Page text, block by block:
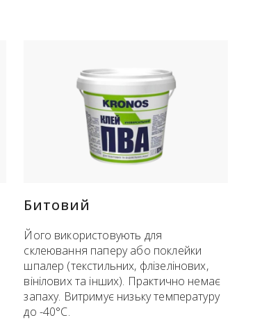
Битовий
Його використовують для
склеювання паперу або поклейки
шпалер (текстильних, флізелінових,
вінілових та інших). Практично немає
запаху. Витримує низьку температуру
до -40°C.